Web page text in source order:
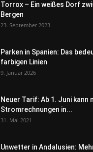
Torrox – Ein weißes Dorf
Bergen
23. September 2023
Parken in Spanien: Das
farbigen Linien
9. Januar 2026
Neuer Tarif: Ab 1. Juni kann
Stromrechnungen in...
31. Mai 2021
Unwetter in Andalusien: